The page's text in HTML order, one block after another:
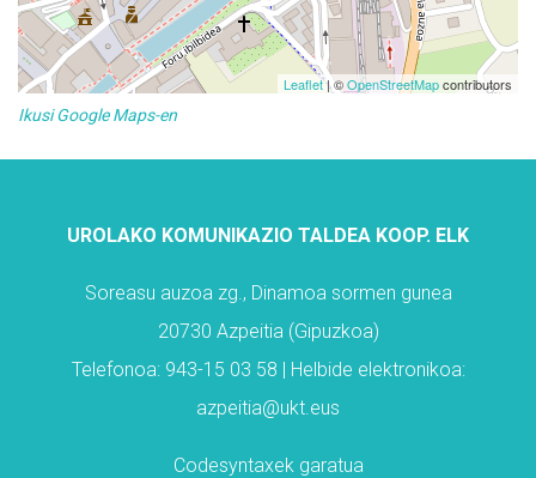
Leaflet| ©OpenStreetMapcontributors
Ikusi Google Maps-en
UROLAKO KOMUNIKAZIO TALDEA KOOP. ELK
Soreasu auzoa zg., Dinamoa sormen gunea
20730 Azpeitia (Gipuzkoa)
Telefonoa: 943-15 03 58 | Helbide elektronikoa:
azpeitia@ukt.eus
Codesyntaxek garatua